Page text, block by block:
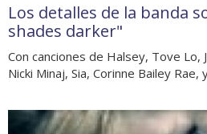
Los detalles de la banda
shades darker"
Con canciones de Halsey, Tove Lo,
Nicki Minaj, Sia, Corinne Bailey Rae,